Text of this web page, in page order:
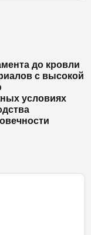
до кровли
с высокой
условиях